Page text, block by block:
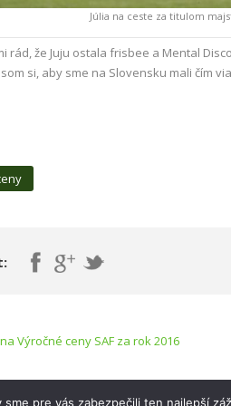
Júlia na ceste za titulom
rád, že Juju ostala frisbee a Mental
si, aby sme na Slovensku mali čím
Výročné ceny SAF za rok 2016
sme pre vás zabezpečili ten najlepší